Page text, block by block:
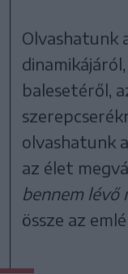
Olvashatunk
balesetéről,
olvashatunk
az élet
bennem lévő
össze az